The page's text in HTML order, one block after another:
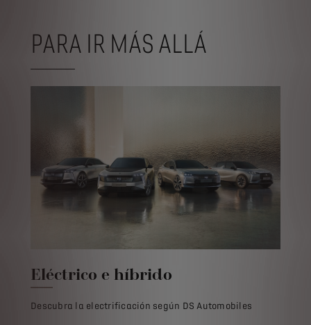
PARA IR MÁS ALLÁ
Eléctrico e híbrido
Descubra la electrificación según DS Automobiles